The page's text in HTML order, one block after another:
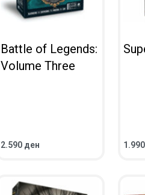
Battle of Legends:
Volume Three
2.590 ден
ВО КОШНИЧКА
1.990
ВО